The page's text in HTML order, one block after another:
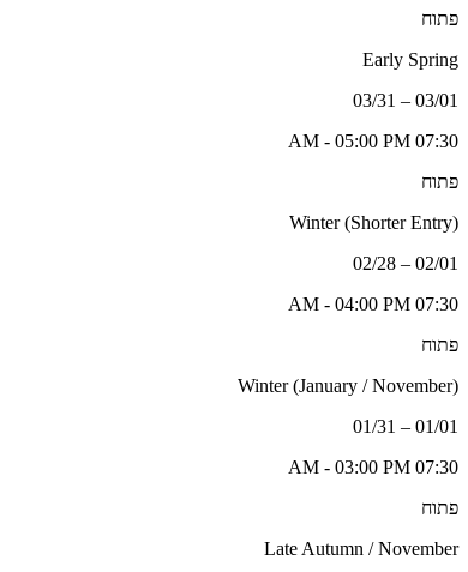
פתוח
Early Spring
03/01 – 03/31
07:30 AM - 05:00 PM
פתוח
Winter (Shorter Entry)
02/01 – 02/28
07:30 AM - 04:00 PM
פתוח
Winter (January / November)
01/01 – 01/31
07:30 AM - 03:00 PM
פתוח
Late Autumn / November